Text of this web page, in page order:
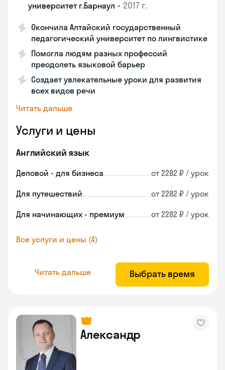
университет г.Барнаул • 2017 г.
Окончила Алтайский государственный
педагогический университет по лингвистике
Помогла людям разных профессий
преодолеть языковой барьер
Создает увлекательные уроки для развития
всех видов речи
Читать дальше
Услуги и цены
Английский язык
Деловой - для бизнеса от 2282 ₽ / урок
Для путешествий от 2282 ₽ / урок
Для начинающих - премиум от 2282 ₽ / урок
Все услуги и цены (4)
Читать дальше Выбрать время
Александр